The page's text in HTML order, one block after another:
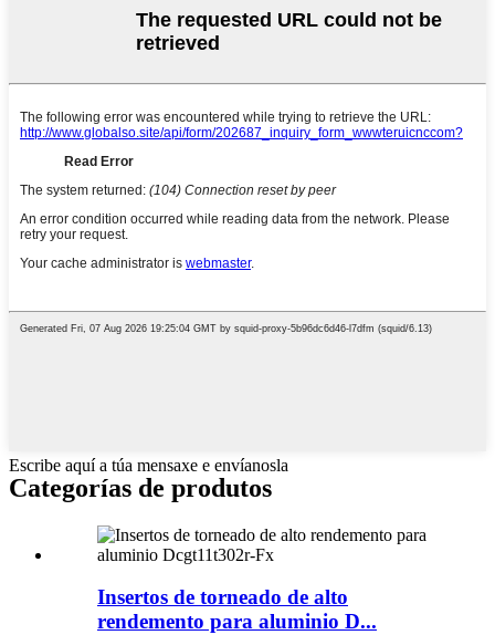
Escribe aquí a túa mensaxe e envíanosla
Categorías de produtos
Insertos de torneado de alto
rendemento para aluminio D...